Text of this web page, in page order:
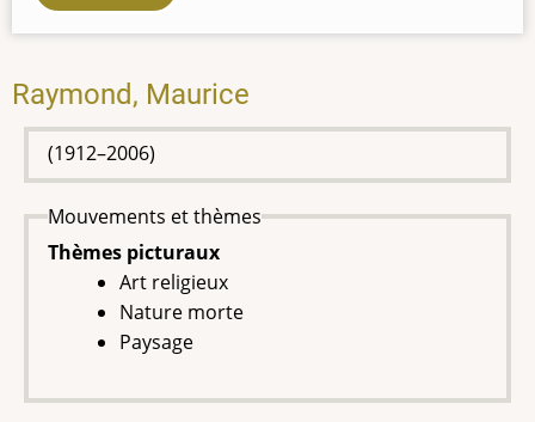
Raymond, Maurice
(1912–2006)
Mouvements et thèmes
Thèmes picturaux
Art religieux
Nature morte
Paysage